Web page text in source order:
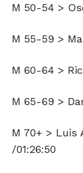
M 50-54 >
M 55-59 >
M 60-64 >
M 65-69 >
M 70+ >
/01:26:50